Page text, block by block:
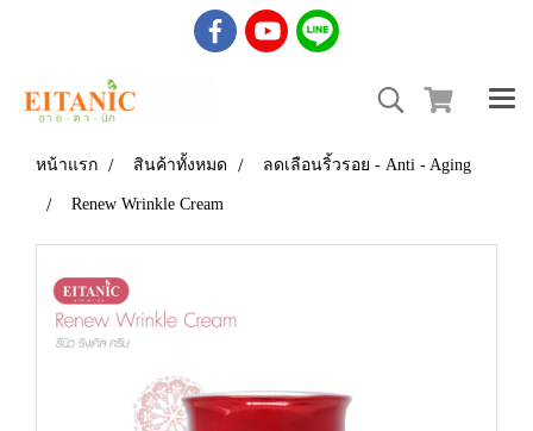
หน้าแรก สินค้าทั้งหมด ลดเลือนริ้วรอย - Anti - Aging
Renew Wrinkle Cream